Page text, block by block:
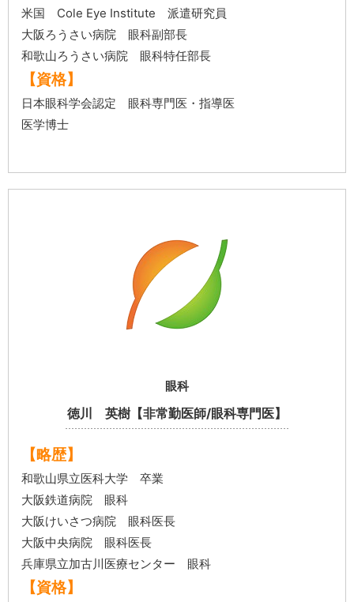
米国 Cole Eye Institute 派遣研究員
大阪ろうさい病院 眼科副部長
和歌山ろうさい病院 眼科特任部長
【資格】
日本眼科学会認定 眼科専門医・指導医
医学博士
眼科
徳川 英樹【非常勤医師/眼科専門医】
【略歴】
和歌山県立医科大学 卒業
大阪鉄道病院 眼科
大阪けいさつ病院 眼科医長
大阪中央病院 眼科医長
兵庫県立加古川医療センター 眼科
【資格】